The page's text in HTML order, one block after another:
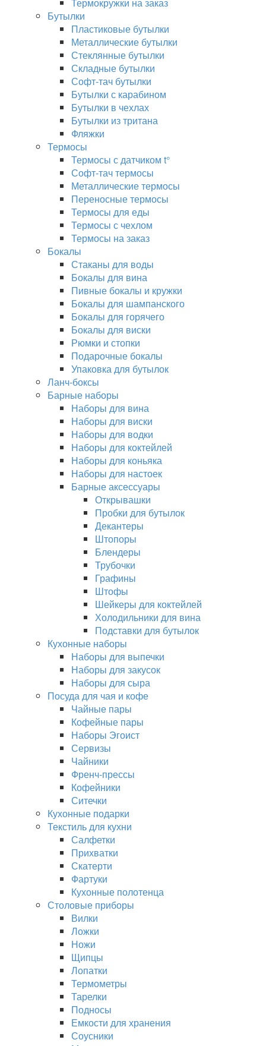
Бутылки
Пластиковые бутылки
Металлические бутылки
Стеклянные бутылки
Складные бутылки
Софт-тач бутылки
Бутылки с карабином
Бутылки в чехлах
Бутылки из тритана
Фляжки
Термосы
Термосы с датчиком t°
Софт-тач термосы
Металлические термосы
Переносные термосы
Термосы для еды
Термосы с чехлом
Термосы на заказ
Бокалы
Стаканы для воды
Бокалы для вина
Пивные бокалы и кружки
Бокалы для шампанского
Бокалы для горячего
Бокалы для виски
Рюмки и стопки
Подарочные бокалы
Упаковка для бутылок
Ланч-боксы
Барные наборы
Наборы для вина
Наборы для виски
Наборы для водки
Наборы для коктейлей
Наборы для коньяка
Наборы для настоек
Барные аксессуары
Открывашки
Пробки для бутылок
Декантеры
Штопоры
Блендеры
Трубочки
Графины
Штофы
Шейкеры для коктейлей
Холодильники для вина
Подставки для бутылок
Кухонные наборы
Наборы для выпечки
Наборы для закусок
Наборы для сыра
Посуда для чая и кофе
Чайные пары
Кофейные пары
Наборы Эгоист
Сервизы
Чайники
Френч-прессы
Кофейники
Ситечки
Кухонные подарки
Текстиль для кухни
Салфетки
Прихватки
Скатерти
Фартуки
Кухонные полотенца
Столовые приборы
Вилки
Ложки
Ножи
Щипцы
Лопатки
Термометры
Тарелки
Подносы
Емкости для хранения
Соусники